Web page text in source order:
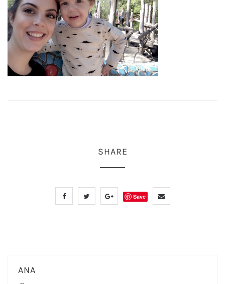
SHARE
Save
ANA